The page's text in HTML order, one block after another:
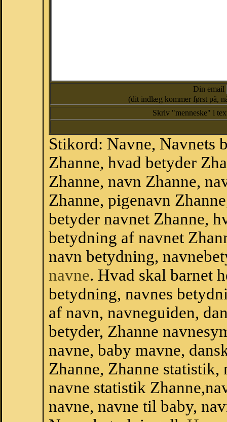
Din email
(dit indlæg kommer først på,
Skriv "menneske" i
Stikord: Navne, Navnets
Zhanne, hvad betyder
Zhanne, navn Zhanne,
Zhanne, pigenavn
betyder navnet Zhanne,
betydning af navnet
navn betydning,
navne. Hvad skal barnet
betydning, navnes
af navn, navneguiden,
betyder, Zhanne
navne, baby mavne,
Zhanne, Zhanne
navne statistik
navne, navne til baby,